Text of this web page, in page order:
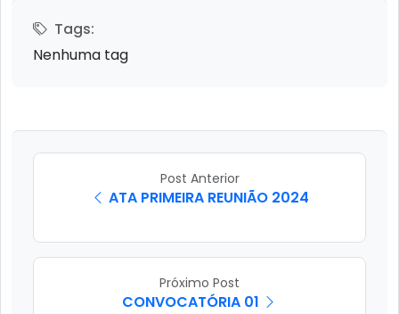
Tags:
Nenhuma tag
Post Anterior
ATA PRIMEIRA REUNIÃO 2024
Próximo Post
CONVOCATÓRIA 01